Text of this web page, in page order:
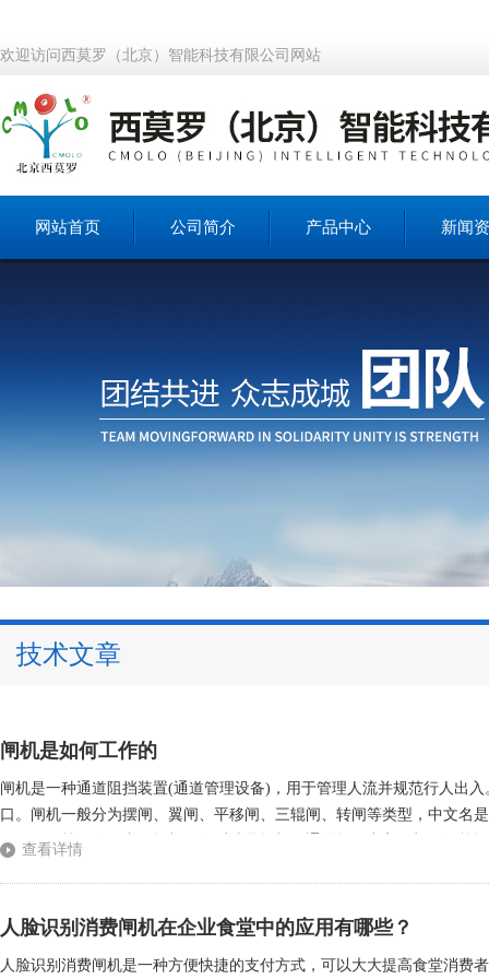
欢迎访问西莫罗（北京）智能科技有限公司网站
网站首页 公司简介 产品中心 新闻
技术文章
闸机是如何工作的
闸机是一种通道阻挡装置(通道管理设备)，用于管理人流并规范行人出
口。闸机一般分为摆闸、翼闸、平移闸、三辊闸、转闸等类型，中文名
bafflegate等。在国内，闸机一般叫法是闸机、通道闸、出入口机、智能
查看详情
人脸识别消费闸机在企业食堂中的应用有哪些？
人脸识别消费闸机是一种方便快捷的支付方式，可以大大提高食堂消费